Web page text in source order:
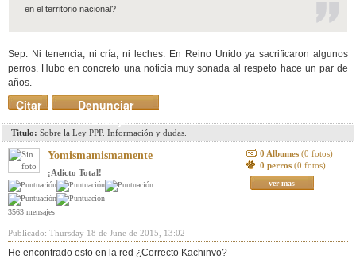
en el territorio nacional?
Sep. Ni tenencia, ni cría, ni leches. En Reino Unido ya sacrificaron algunos
perros. Hubo en concreto una noticia muy sonada al respeto hace un par de
años.
Denunciar
mensaje
Citar
Titulo: Sobre la Ley PPP. Información y dudas.
Yomismamismamente
¡Adicto Total!
3563 mensajes
0 Albumes (0 fotos)
0 perros (0 fotos)
ver mas
Publicado: Thursday 18 de June de 2015, 13:02
He encontrado esto en la red ¿Correcto Kachinvo?